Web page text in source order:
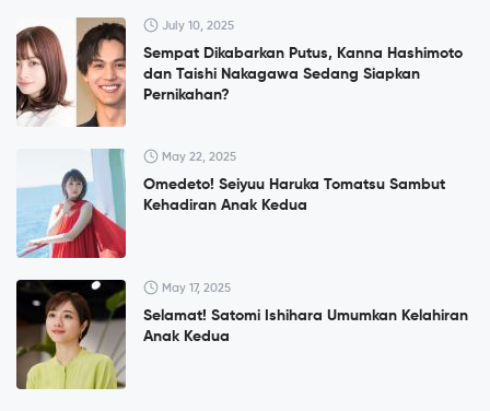
July 10, 2025
Sempat Dikabarkan Putus, Kanna Hashimoto
dan Taishi Nakagawa Sedang Siapkan
Pernikahan?
May 22, 2025
Omedeto! Seiyuu Haruka Tomatsu Sambut
Kehadiran Anak Kedua
May 17, 2025
Selamat! Satomi Ishihara Umumkan Kelahiran
Anak Kedua